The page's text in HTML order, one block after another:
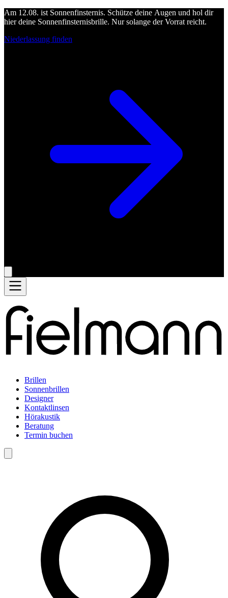
Am 12.08. ist Sonnenfinsternis. Schütze deine Augen und hol dir
hier deine Sonnenfinsternisbrille. Nur solange der Vorrat reicht.
Niederlassung finden
Brillen
Sonnenbrillen
Designer
Kontaktlinsen
Hörakustik
Beratung
Termin buchen